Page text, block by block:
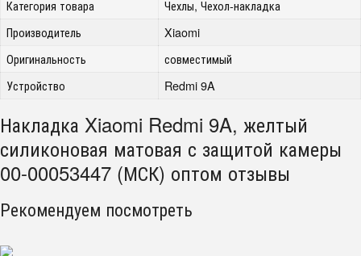
Категория товара
Чехлы, Чехол-накладка
Производитель
Xiaomi
Оригинальность
совместимый
Устройство
Redmi 9A
Накладка Xiaomi Redmi 9A, желтый
силиконовая матовая с защитой камеры
00-00053447 (МСК) оптом отзывы
Рекомендуем посмотреть